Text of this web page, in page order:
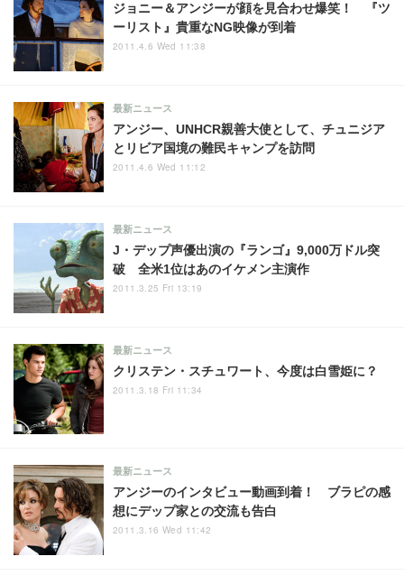
ジョニー＆アンジーが顔を見合わせ爆笑！ 『ツ
ーリスト』貴重なNG映像が到着
2011.4.6 Wed 11:38
アンジー、UNHCR親善大使として、チュニジア
とリビア国境の難民キャンプを訪問
最新ニュース
2011.4.6 Wed 11:12
J・デップ声優出演の『ランゴ』9,000万ドル突
破 全米1位はあのイケメン主演作
最新ニュース
2011.3.25 Fri 13:19
クリステン・スチュワート、今度は白雪姫に？
最新ニュース
2011.3.18 Fri 11:34
アンジーのインタビュー動画到着！ ブラピの感
想にデップ家との交流も告白
最新ニュース
2011.3.16 Wed 11:42